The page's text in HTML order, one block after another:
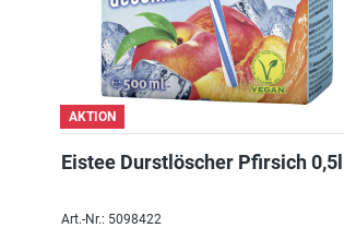
AKTION
Eistee Durstlöscher Pfirsich 0,5l
Art.-Nr.: 5098422